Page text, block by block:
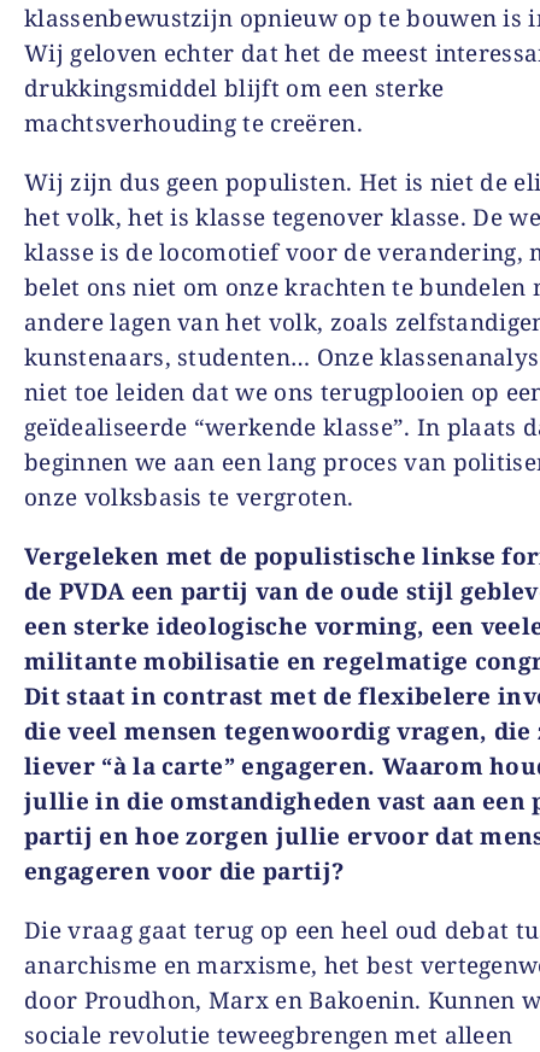
klassenbewustzijn opnieuw op te bouwen is
Wij geloven echter dat het de meest
drukkingsmiddel blijft om een sterke
machtsverhouding te creëren.
Wij zijn dus geen populisten. Het is niet de
het volk, het is klasse tegenover klasse. De
klasse is de locomotief voor de verandering,
belet ons niet om onze krachten te bundelen
andere lagen van het volk, zoals
kunstenaars, studenten… Onze
niet toe leiden dat we ons terugplooien op
geïdealiseerde “werkende klasse”. In plaats
beginnen we aan een lang proces van
onze volksbasis te vergroten.
Vergeleken met de populistische linkse
de PVDA een partij van de oude stijl
een sterke ideologische vorming, een
militante mobilisatie en regelmatige
Dit staat in contrast met de flexibelere
die veel mensen tegenwoordig vragen, die
liever “à la carte” engageren. Waarom
jullie in die omstandigheden vast aan een
partij en hoe zorgen jullie ervoor dat
engageren voor die partij?
Die vraag gaat terug op een heel oud debat
anarchisme en marxisme, het best
door Proudhon, Marx en Bakoenin. Kunnen
sociale revolutie teweegbrengen met alleen